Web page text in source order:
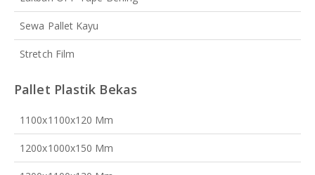
Sewa Pallet Kayu
Stretch Film
Pallet Plastik Bekas
1100x1100x120 Mm
1200x1000x150 Mm